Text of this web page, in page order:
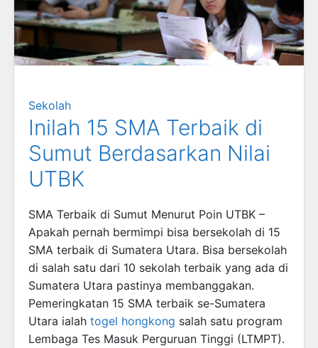
Sekolah
Inilah 15 SMA Terbaik di
Sumut Berdasarkan Nilai
UTBK
SMA Terbaik di Sumut Menurut Poin UTBK –
Apakah pernah bermimpi bisa bersekolah di 15
SMA terbaik di Sumatera Utara. Bisa bersekolah
di salah satu dari 10 sekolah terbaik yang ada di
Sumatera Utara pastinya membanggakan.
Pemeringkatan 15 SMA terbaik se-Sumatera
Utara ialah togel hongkong salah satu program
Lembaga Tes Masuk Perguruan Tinggi (LTMPT).